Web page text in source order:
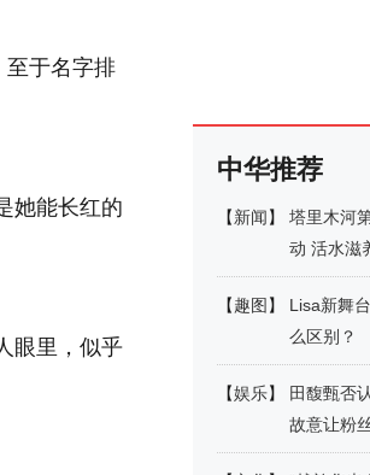
至于名字排
她能长红的
眼里，似乎
中华推荐
【新闻】
塔里木河
动 活水滋
【趣图 】
Lisa新舞
么区别？
【娱乐】
田馥甄否
故意让粉